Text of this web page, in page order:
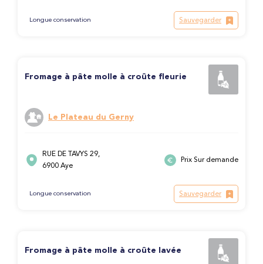
Longue conservation Sauvegarder
Fromage à pâte molle à croûte fleurie
Le Plateau du Gerny
RUE DE TAVYS 29,
6900 Aye
Prix Sur demande
Longue conservation Sauvegarder
Fromage à pâte molle à croûte lavée